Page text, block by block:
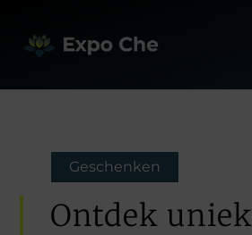
Geschenken
Ontdek